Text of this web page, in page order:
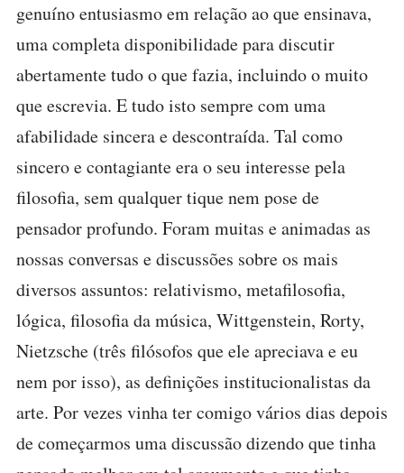
genuíno entusiasmo em relação ao que ensinava,
uma completa disponibilidade para discutir
abertamente tudo o que fazia, incluindo o muito
que escrevia. E tudo isto sempre com uma
afabilidade sincera e descontraída. Tal como
sincero e contagiante era o seu interesse pela
filosofia, sem qualquer tique nem pose de
pensador profundo. Foram muitas e animadas as
nossas conversas e discussões sobre os mais
diversos assuntos: relativismo, metafilosofia,
lógica, filosofia da música, Wittgenstein, Rorty,
Nietzsche (três filósofos que ele apreciava e eu
nem por isso), as definições institucionalistas da
arte. Por vezes vinha ter comigo vários dias depois
de começarmos uma discussão dizendo que tinha